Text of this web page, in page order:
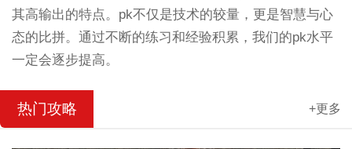
其高输出的特点。pk不仅是技术的较量，更是智慧与心
态的比拼。通过不断的练习和经验积累，我们的pk水平
一定会逐步提高。
热门攻略 +更多